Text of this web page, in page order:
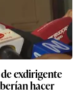
exdirigente
hacer